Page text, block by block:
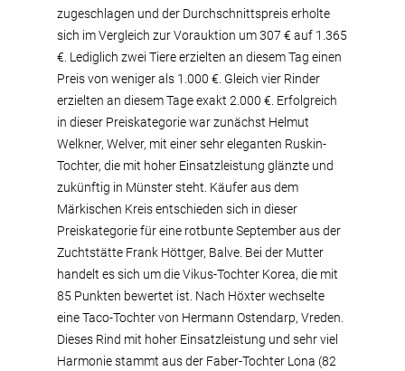
zugeschlagen und der Durchschnittspreis erholte
sich im Vergleich zur Vorauktion um 307 € auf 1.365
€. Lediglich zwei Tiere erzielten an diesem Tag einen
Preis von weniger als 1.000 €. Gleich vier Rinder
erzielten an diesem Tage exakt 2.000 €. Erfolgreich
in dieser Preiskategorie war zunächst Helmut
Welkner, Welver, mit einer sehr eleganten Ruskin-
Tochter, die mit hoher Einsatzleistung glänzte und
zukünftig in Münster steht. Käufer aus dem
Märkischen Kreis entschieden sich in dieser
Preiskategorie für eine rotbunte September aus der
Zuchtstätte Frank Höttger, Balve. Bei der Mutter
handelt es sich um die Vikus-Tochter Korea, die mit
85 Punkten bewertet ist. Nach Höxter wechselte
eine Taco-Tochter von Hermann Ostendarp, Vreden.
Dieses Rind mit hoher Einsatzleistung und sehr viel
Harmonie stammt aus der Faber-Tochter Lona (82